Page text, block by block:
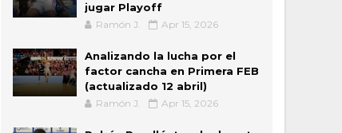
jugar Playoff
Ramón J. Apr 15, 2026
Analizando la lucha por el
factor cancha en Primera FEB
(actualizado 12 abril)
Ramón J. Apr 15, 2026